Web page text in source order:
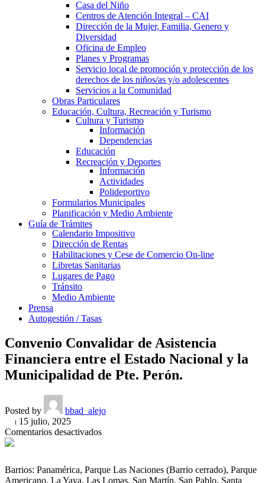
Casa del Niño
Centros de Atención Integral – CAI
Dirección de la Mujer, Familia, Genero y
Diversidad
Oficina de Empleo
Planes y Programas
Servicio local de promoción y protección de los
derechos de los niños/as y/o adolescentes
Servicios a la Comunidad
Obras Particulares
Educación, Cultura, Recreación y Turismo
Cultura y Turismo
Información
Dependencias
Educación
Recreación y Deportes
Información
Actividades
Polideportivo
Formularios Municipales
Planificación y Medio Ambiente
Guía de Trámites
Calendario Impositivo
Dirección de Rentas
Habilitaciones y Cese de Comercio On-line
Libretas Sanitarias
Lugares de Pago
Tránsito
Medio Ambiente
Prensa
Autogestión / Tasas
Convenio Convalidar de Asistencia
Financiera entre el Estado Nacional y la
Municipalidad de Pte. Perón.
Posted by
bbad_alejo
On 15 julio, 2025
Comentarios desactivadosen
Asistencia
Barrios: Panamérica, Parque Las Naciones (Barrio cerrado), Parque
Americano, La Yaya, Las Lomas, San Martín, San Pablo, Santa